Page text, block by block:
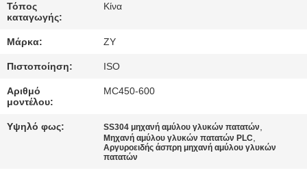
ΜΑΣ
ΕΛΆΤΕ
ΣΕ
ΕΠΑΦΉ
ΜΕ
Τόπος
καταγωγής:
Κίνα
Μάρκα: ZY
Πιστοποίηση: ISO
Αριθμό
μοντέλου:
MC450-600
Υψηλό φως: SS304 μηχανή αμύλου γλυκών πατατών,
Μηχανή αμύλου γλυκών πατατών PLC,
Αργυροειδής άσπρη μηχανή αμύλου γλυκών
πατατών